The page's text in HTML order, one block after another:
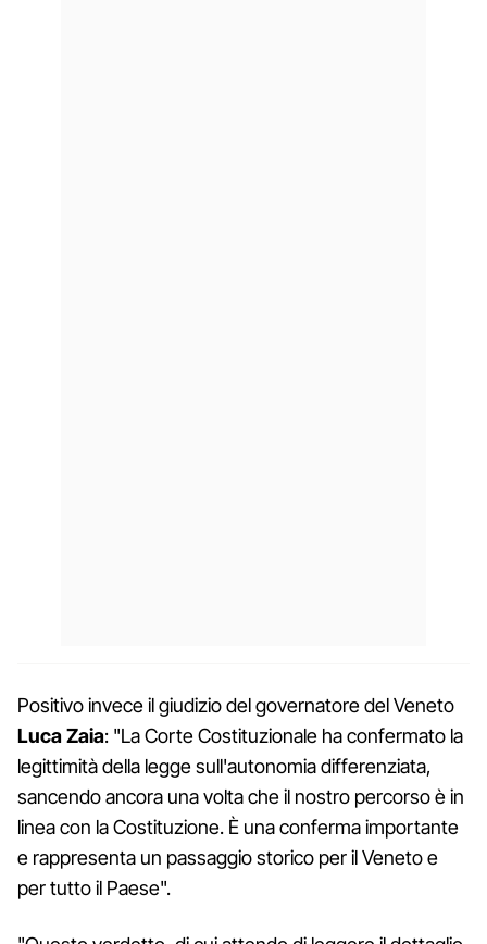
Positivo invece il giudizio del governatore del Veneto
Luca Zaia: "La Corte Costituzionale ha confermato la
legittimità della legge sull'autonomia differenziata,
sancendo ancora una volta che il nostro percorso è in
linea con la Costituzione. È una conferma importante
e rappresenta un passaggio storico per il Veneto e
per tutto il Paese".